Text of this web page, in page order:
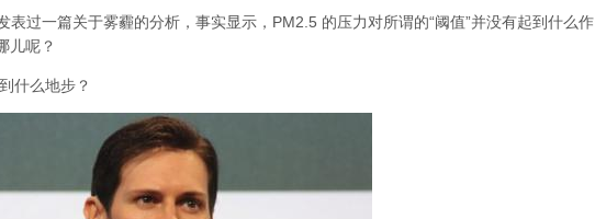
表过一篇关于雾霾的分析，事实显示，PM2.5 的压力对所谓的“阈值”并没有起到什么作
儿呢？
什么地步？